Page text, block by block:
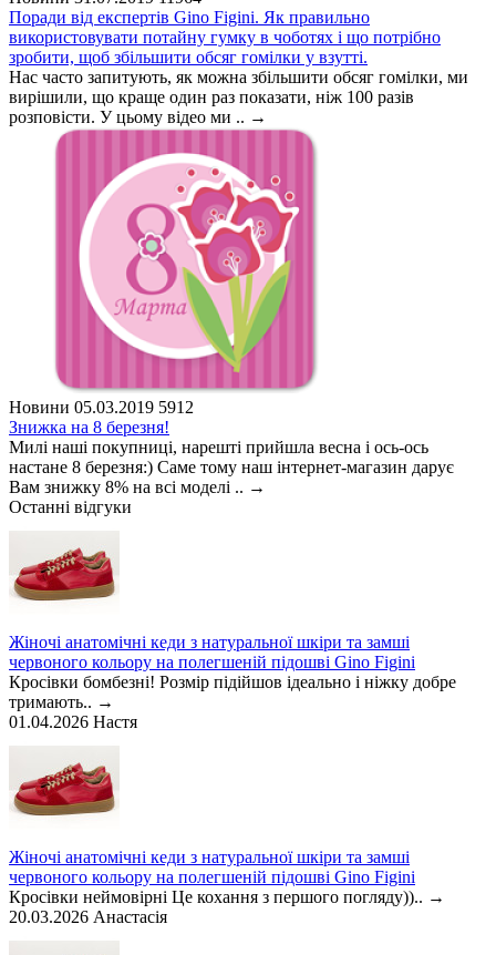
Поради від експертів Gino Figini. Як правильно
використовувати потайну гумку в чоботях і що потрібно
зробити, щоб збільшити обсяг гомілки у взутті.
Нас часто запитують, як можна збільшити обсяг гомілки, ми
вирішили, що краще один раз показати, ніж 100 разів
розповісти. У цьому відео ми .. →
Новини 05.03.2019 5912
Знижка на 8 березня!
Милі наші покупниці, нарешті прийшла весна і ось-ось
настане 8 березня:) Саме тому наш інтернет-магазин дарує
Вам знижку 8% на всі моделі .. →
Останні відгуки
Жіночі анатомічні кеди з натуральної шкіри та замші
червоного кольору на полегшеній підошві Gino Figini
Кросівки бомбезні! Розмір підійшов ідеально і ніжку добре
тримають.. →
01.04.2026 Настя
Жіночі анатомічні кеди з натуральної шкіри та замші
червоного кольору на полегшеній підошві Gino Figini
Кросівки неймовірні Це кохання з першого погляду)).. →
20.03.2026 Анастасія